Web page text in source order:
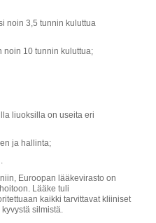
noin 3,5 tunnin kuluttua
noin 10 tunnin kuluttua;
liuoksilla on useita eri
ja hallinta;
Euroopan lääkevirasto on
Lääke tuli
kaikki tarvittavat kliiniset
silmistä.